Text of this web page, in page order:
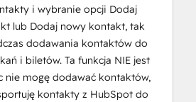
i wybranie opcji Dodaj
lub Dodaj nowy kontakt, tak
dodawania kontaktów do
i biletów. Ta funkcja NIE jest
nie mogę dodawać kontaktów,
kontakty z HubSpot do